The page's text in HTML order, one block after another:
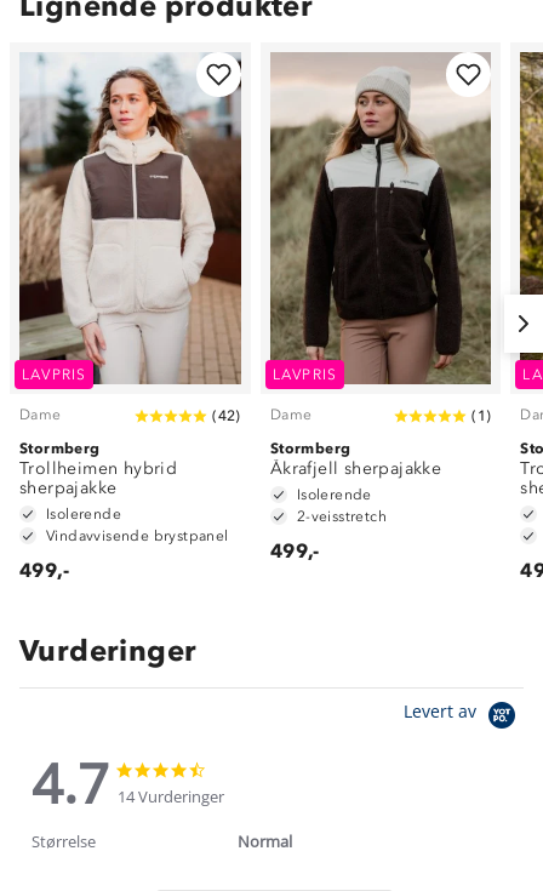
LAVPRIS
Dame (42)
Stormberg
Trollheimen hybrid
sherpajakke
Isolerende
Vindavvisende brystpanel
499,-
LAVPRIS
Dame ( 1 )
Stormberg
Åkrafjell sherpajakke
Isolerende
2-veisstretch
499,-
Vurderinger
Levert av
4.7
4.7
star
rating
star
rating
14 Vurderinger
Størrelse Normal